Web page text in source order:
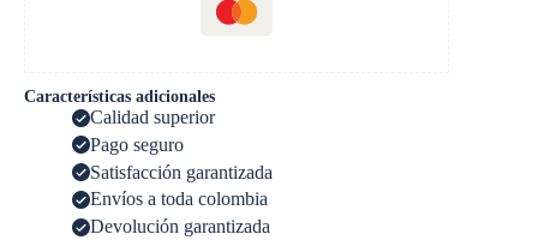
Características adicionales
Calidad superior
Pago seguro
Satisfacción garantizada
Envíos a toda colombia
Devolución garantizada